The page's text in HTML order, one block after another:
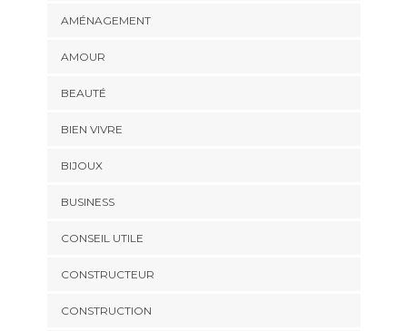
AMÉNAGEMENT
AMOUR
BEAUTÉ
BIEN VIVRE
BIJOUX
BUSINESS
CONSEIL UTILE
CONSTRUCTEUR
CONSTRUCTION